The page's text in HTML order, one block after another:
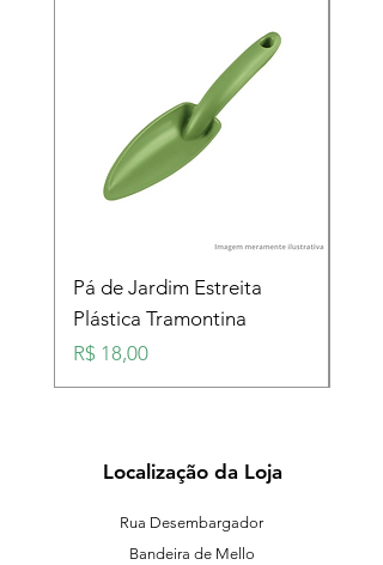
Pá de Jardim Estreita
Plástica Tramontina
Preço
R$ 18,00
Localização da Loja
Rua Desembargador
Bandeira de Mello